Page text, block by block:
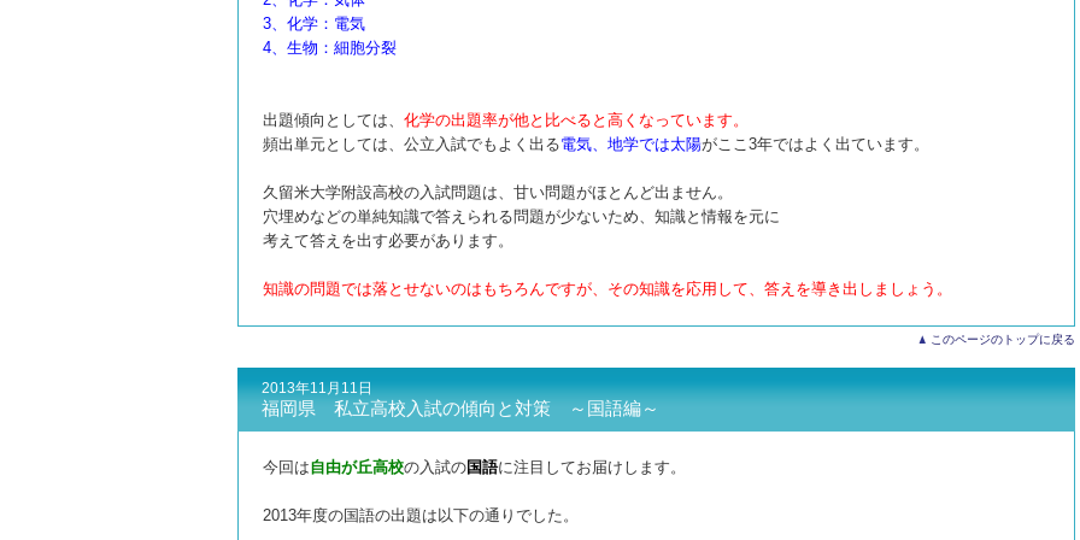
3、化学：電気
4、生物：細胞分裂
出題傾向としては、 化学の出題率が他と比べると高くなっています。
頻出単元としては、公立入試でもよく出る電気、地学では太陽がここ3年ではよく出ています。
久留米大学附設高校の入試問題は、甘い問題がほとんど出ません。
穴埋めなどの単純知識で答えられる問題が少ないため、知識と情報を元に
考えて答えを出す必要があります。
知識の問題では落とせないのはもちろんですが、その知識を応用して、答えを導き出しましょう。
このページのトップに戻る
2013年11月11日
福岡県 私立高校入試の傾向と対策 ～国語編～
今回は自由が丘高校の入試の国語に注目してお届けします。
2013年度の国語の出題は以下の通りでした。